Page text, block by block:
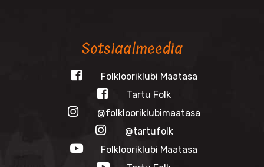
Sotsiaalmeedia
Folklooriklubi Maatasa
Tartu Folk
@folklooriklubimaatasa
@tartufolk
Folklooriklubi Maatasa